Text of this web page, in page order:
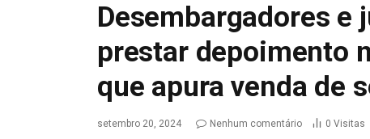
Desembargadores e
prestar depoimento
que apura venda de
setembro 20, 2024 Nenhum comentário 0 Visitas